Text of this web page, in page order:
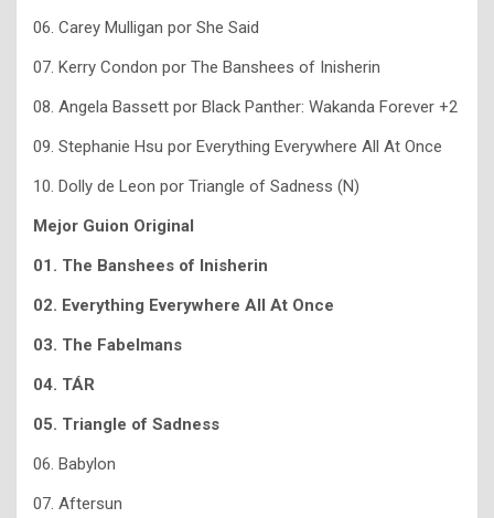
06. Carey Mulligan por She Said
07. Kerry Condon por The Banshees of Inisherin
08. Angela Bassett por Black Panther: Wakanda Forever +2
09. Stephanie Hsu por Everything Everywhere All At Once
10. Dolly de Leon por Triangle of Sadness (N)
Mejor Guion Original
01. The Banshees of Inisherin
02. Everything Everywhere All At Once
03. The Fabelmans
04. TÁR
05. Triangle of Sadness
06. Babylon
07. Aftersun